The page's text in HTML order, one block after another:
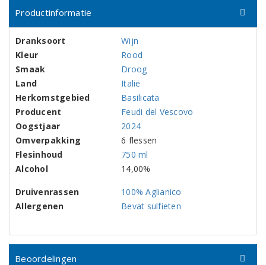
Productinformatie
Dranksoort
Wijn
Kleur
Rood
Smaak
Droog
Land
Italië
Herkomstgebied
Basilicata
Producent
Feudi del Vescovo
Oogstjaar
2024
Omverpakking
6 flessen
Flesinhoud
750 ml
Alcohol
14,00%
Druivenrassen
100% Aglianico
Allergenen
Bevat sulfieten
Beoordelingen